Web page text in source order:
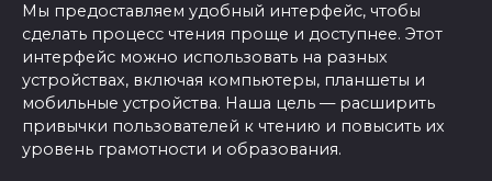
Мы предоставляем удобный интерфейс, чтобы
сделать процесс чтения проще и доступнее. Этот
интерфейс можно использовать на разных
устройствах, включая компьютеры, планшеты и
мобильные устройства. Наша цель — расширить
привычки пользователей к чтению и повысить их
уровень грамотности и образования.